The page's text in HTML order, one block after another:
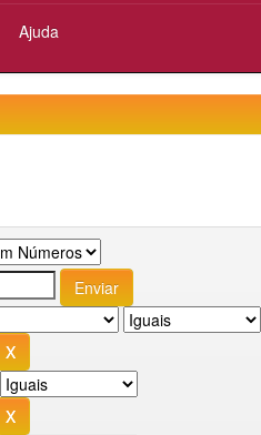
Ajuda